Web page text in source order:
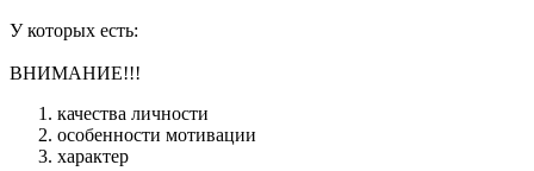
У которых есть:
ВНИМАНИЕ!!!
качества личности
особенности мотивации
характер